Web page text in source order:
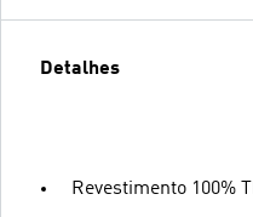
Detalhes
Revestimento 100%